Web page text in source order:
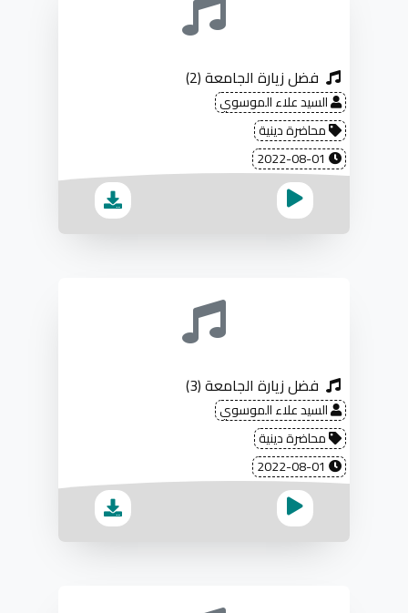
فضل زيارة الجامعة (2)
السيد علاء الموسوي
محاضرة دينية
فضل زيارة الجامعة (3)
السيد علاء الموسوي
محاضرة دينية